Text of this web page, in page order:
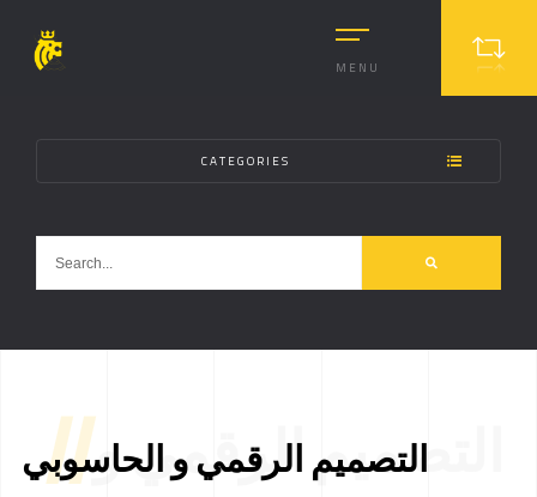
MENU
CATEGORIES
//التصميم الرقمي و
التصميم الرقمي و الحاسوبي